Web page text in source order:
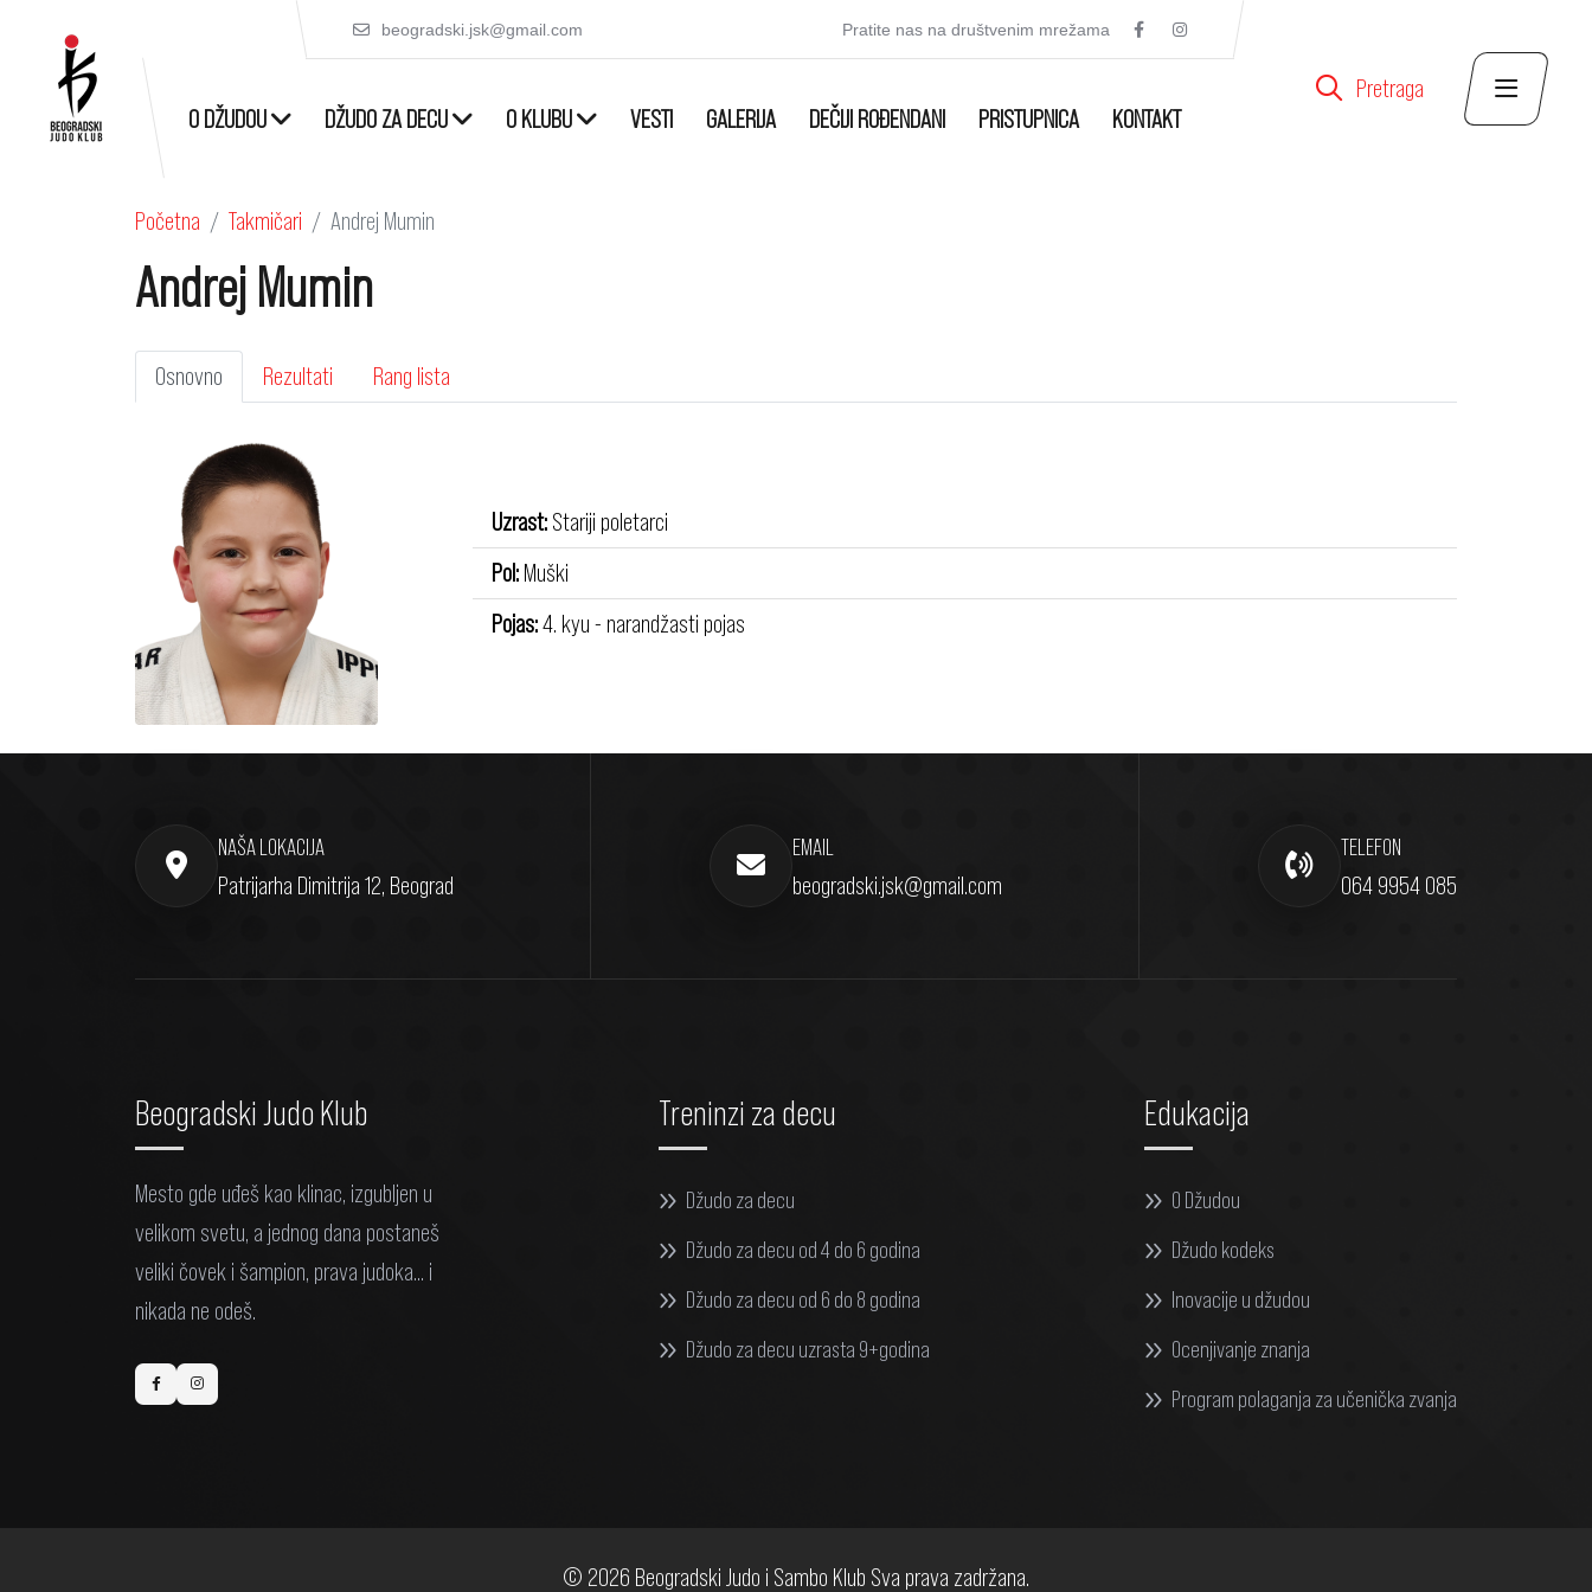
beogradski.jsk@gmail.com Pratite nas na društvenim mrežama
O DŽUDOU DŽUDO ZA DECU O KLUBU VESTI GALERIJA DEČIJI ROĐENDANI PRISTUPNICA KONTAKT
Pretraga
Početna Takmičari Andrej Mumin
Andrej Mumin
Osnovno Rezultati Rang lista
Uzrast: Stariji poletarci
Pol: Muški
Pojas:4. kyu - narandžasti pojas
NAŠA LOKACIJA
Patrijarha Dimitrija 12, Beograd
EMAIL
beogradski.jsk@gmail.com
TELEFON
064 9954 085
Beogradski Judo Klub
Mesto gde uđeš kao klinac, izgubljen u
velikom svetu, a jednog dana postaneš
veliki čovek i šampion, prava judoka... i
nikada ne odeš.
Treninzi za decu
Džudo za decu
Džudo za decu od 4 do 6 godina
Džudo za decu od 6 do 8 godina
Džudo za decu uzrasta 9+godina
Edukacija
O Džudou
Džudo kodeks
Inovacije u džudou
Ocenjivanje znanja
Program polaganja za učenička zvanja
© 2026 Beogradski Judo i Sambo Klub Sva prava zadržana.